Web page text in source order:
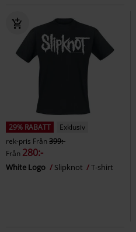
29% RABATT
Exklusiv
rek-pris Från399:-
Från 280:-
White Logo Slipknot T-shirt